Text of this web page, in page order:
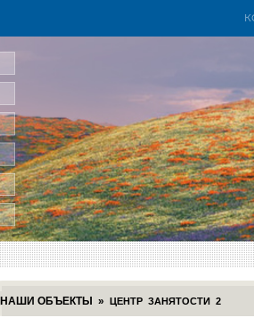
НАШИ ОБЪЕКТЫ » ЦЕНТР ЗАНЯТОСТИ 2